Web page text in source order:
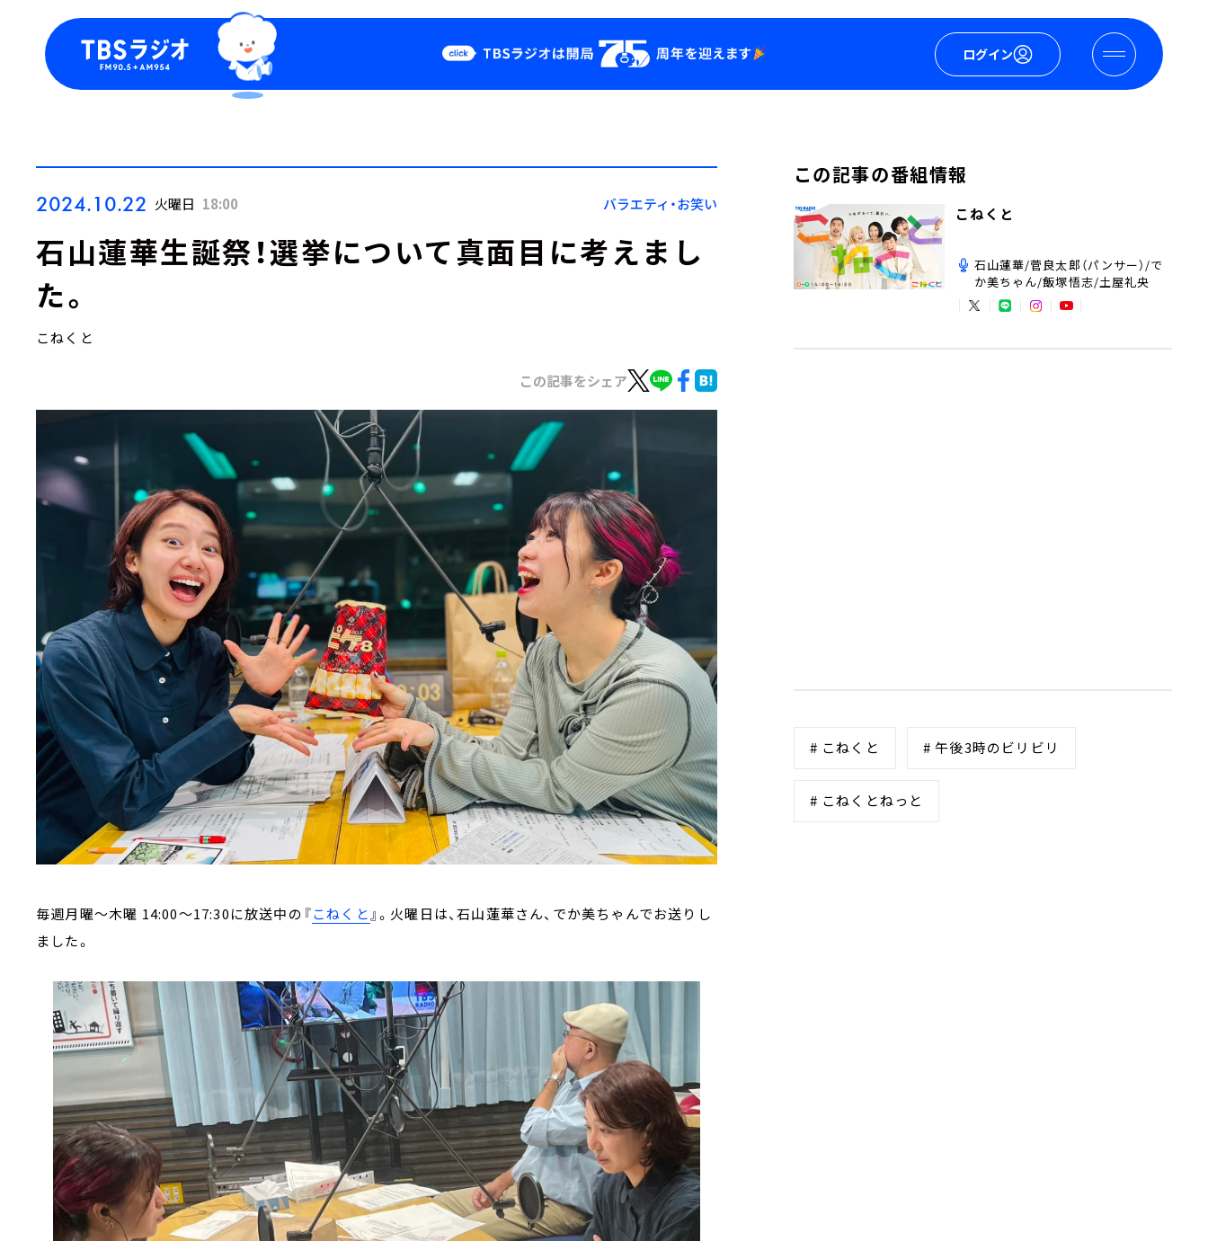
ログイン
Podcast
YouTube
会社情報
2024.10.22 火曜日 18:00 バラエティ・お笑い
石山蓮華生誕祭！選挙について真面目に考えまし
た。
こねくと
この記事をシェア
毎週月曜～木曜 14:00～17:30に放送中の『こねくと 』。火曜日は、石山蓮華さん、でか美ちゃんでお送りし
ました。
この記事の番組情報
こねくと
石山蓮華/菅良太郎（パンサー）/で
か美ちゃん/飯塚悟志/土屋礼央
# こねくと # 午後3時のビリビリ
# こねくとねっと